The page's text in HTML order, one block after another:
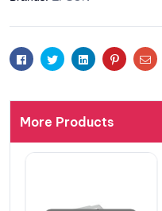
FacebookTwitterLinkedinPinterest
More Products